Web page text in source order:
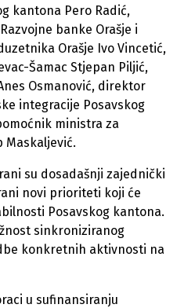
kantona Pero Radić,
banke Orašje i
Orašje Ivo Vincetić,
Šamac Stjepan Piljić,
Osmanović, direktor
integracije Posavskog
ministra za
Maskaljević.
su dosadašnji zajednički
novi prioriteti koji će
Posavskog kantona.
sinkroniziranog
konkretnih aktivnosti na
u sufinansiranju